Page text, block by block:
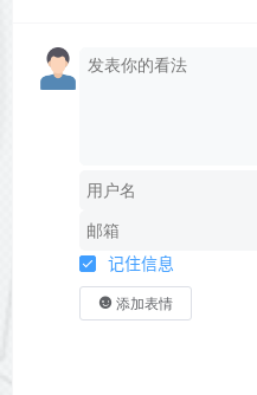
记住信息
添加表情